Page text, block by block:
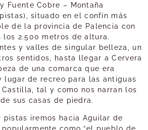
Fuente Cobre – Montaña
situado en el confín más
de la provincia de Palencia con
los 2.500 metros de altura.
y valles de singular belleza, un
sentidos, hasta llegar a Cervera
de una comarca que era
lugar de recreo para las antiguas
tal y como nos narran los
sus casas de piedra.
pistas iremos hacia Aguilar de